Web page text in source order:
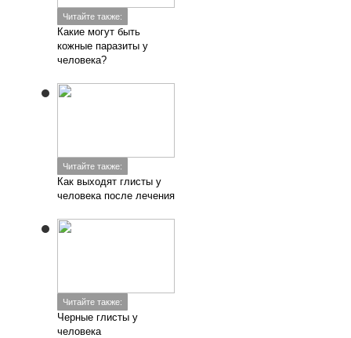
Читайте также:
Какие могут быть
кожные паразиты у
человека?
Читайте также:
Как выходят глисты у
человека после лечения
Читайте также:
Черные глисты у
человека